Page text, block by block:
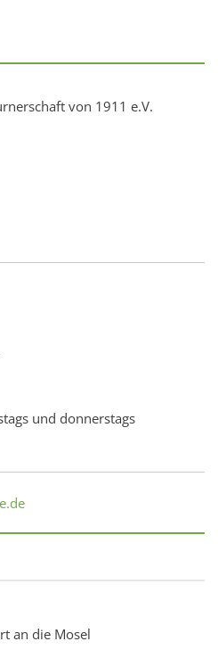
von 1911 e.V.
und donnerstags
an die Mosel